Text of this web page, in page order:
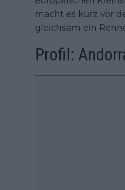
macht es kurz vor
gleichsam ein
Profil: